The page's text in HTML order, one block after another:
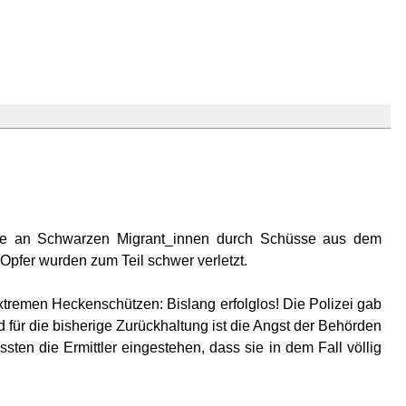
an Schwarzen Migrant_innen durch Schüsse aus dem
wurden zum Teil schwer verletzt.
Heckenschützen: Bislang erfolglos! Die Polizei gab
die bisherige Zurückhaltung ist die Angst der Behörden
die Ermittler eingestehen, dass sie in dem Fall völlig